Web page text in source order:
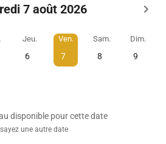
7 août 2026
Jeu.
6
Ven.
7
Sam.
8
Dim.
9
disponible pour cette date
une autre date